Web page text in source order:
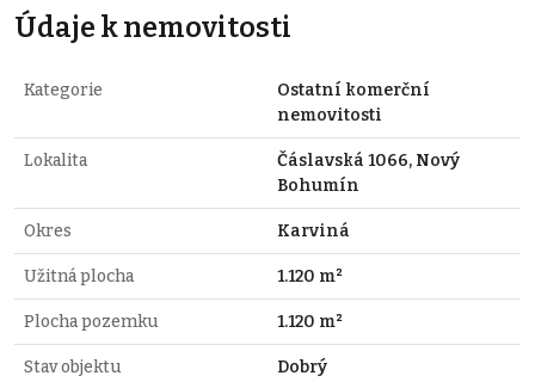
Údaje k nemovitosti
Kategorie
Ostatní komerční
nemovitosti
Lokalita
Čáslavská 1066, Nový
Bohumín
Okres Karviná
Užitná plocha 1.120 m²
Plocha pozemku 1.120 m²
Stav objektu Dobrý